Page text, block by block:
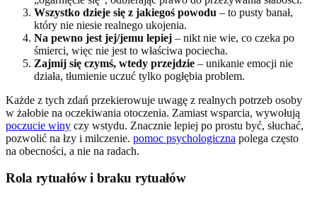
Wszystko dzieje się z jakiegoś powodu – to pusty banał,
który nie niesie realnego ukojenia.
Na pewno jest jej/jemu lepiej – nikt nie wie, co czeka po
śmierci, więc nie jest to właściwa pociecha.
Zajmij się czymś, wtedy przejdzie – unikanie emocji nie
działa, tłumienie uczuć tylko pogłębia problem.
Każde z tych zdań przekierowuje uwagę z realnych potrzeb osoby
w żałobie na oczekiwania otoczenia. Zamiast wsparcia, wywołują
poczucie winy czy wstydu. Znacznie lepiej po prostu być, słuchać,
pozwolić na łzy i milczenie. pomoc psychologiczna polega często
na obecności, a nie na radach.
Rola rytuałów i braku rytuałów